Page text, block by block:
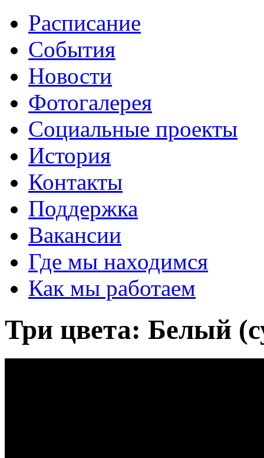
Расписание
События
Новости
Фотогалерея
Социальные проекты
История
Контакты
Поддержка
Вакансии
Где мы находимся
Как мы работаем
Три цвета: Белый